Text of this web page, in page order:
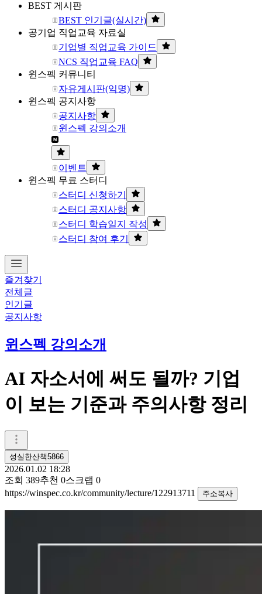
BEST 게시판
BEST 인기글(실시간)
공기업 직업교육 자료실
기업별 직업교육 가이드
NCS 직업교육 FAQ
윈스펙 커뮤니티
자유게시판(익명)
윈스펙 공지사항
공지사항
윈스펙 강의소개
이벤트
윈스펙 무료 스터디
스터디 신청하기
스터디 공지사항
스터디 학습일지 작성
스터디 참여 후기
즐겨찾기
전체글
인기글
공지사항
윈스펙 강의소개
AI 자소서에 써도 될까? 기업
이 보는 기준과 주의사항 정리
성실한산책5866
2026.01.02 18:28
조회 389추천 0스크랩 0
https://winspec.co.kr/community/lecture/122913711
주소복사